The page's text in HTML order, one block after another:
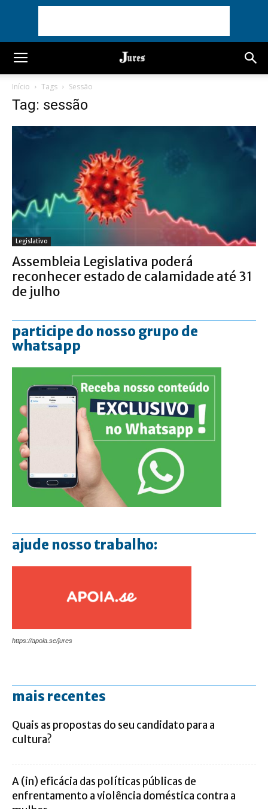
Início Tags Sessão
Tag: sessão
Legislativo
Assembleia Legislativa poderá
reconhecer estado de calamidade até 31
de julho
participe do nosso grupo de
whatsapp
ajude nosso trabalho:
https://apoia.se/jures
mais recentes
Quais as propostas do seu candidato para a
cultura?
A (in) eficácia das políticas públicas de
enfrentamento a violência doméstica contra a